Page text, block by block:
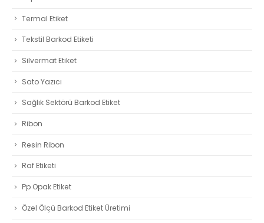
Termal Etiket
Tekstil Barkod Etiketi
Silvermat Etiket
Sato Yazıcı
Sağlık Sektörü Barkod Etiket
Ribon
Resin Ribon
Raf Etiketi
Pp Opak Etiket
Özel Ölçü Barkod Etiket Üretimi